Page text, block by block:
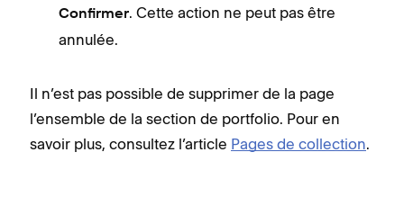
Confirmer. Cette action ne peut pas être
annulée.
Il n’est pas possible de supprimer de la page
l’ensemble de la section de portfolio. Pour en
savoir plus, consultez l’article Pages de collection.